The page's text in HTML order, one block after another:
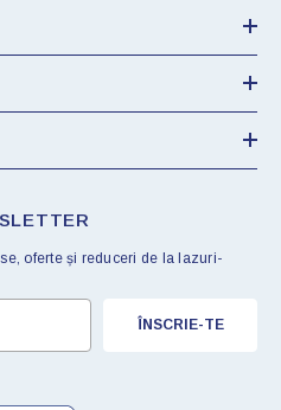
oferte și reduceri de la Iazuri-
ÎNSCRIE-TE